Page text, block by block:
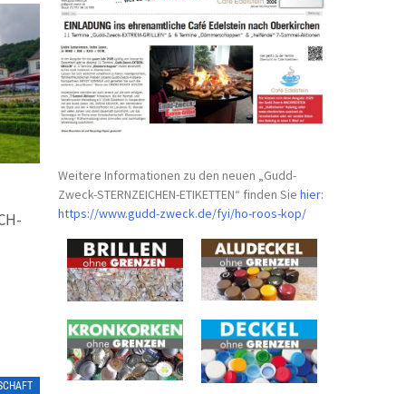
Weitere Informationen zu den neuen „Gudd-
Zweck-STERNZEICHEN-ETIKETTEN“ finden Siehier:
https://www.gudd-zweck.de/fyi/ho-roos-kop/